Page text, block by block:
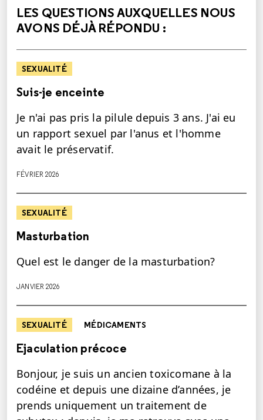
LES QUESTIONS AUXQUELLES NOUS
AVONS DÉJÀ RÉPONDU :
SEXUALITÉ
Suis-je enceinte
Je n'ai pas pris la pilule depuis 3 ans. J'ai eu
un rapport sexuel par l'anus et l'homme
avait le préservatif.
FÉVRIER 2026
SEXUALITÉ
Masturbation
Quel est le danger de la masturbation?
JANVIER 2026
SEXUALITÉ MÉDICAMENTS
Ejaculation précoce
Bonjour, je suis un ancien toxicomane à la
codéine et depuis une dizaine d’années, je
prends uniquement un traitement de